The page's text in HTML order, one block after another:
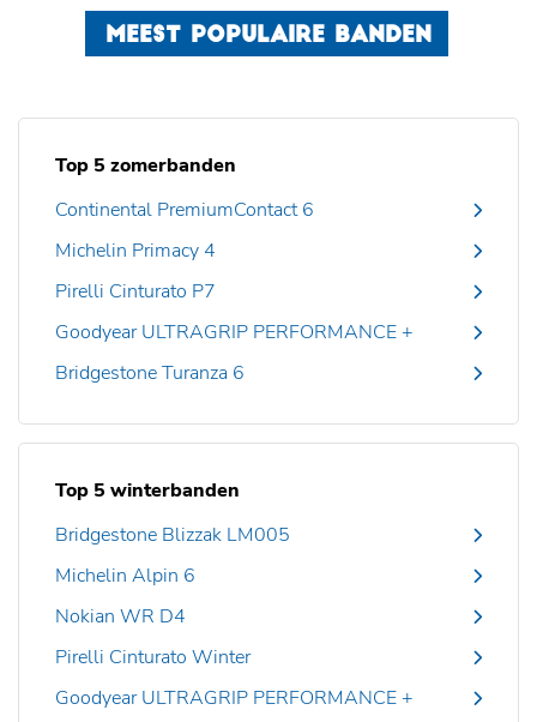
MEEST POPULAIRE BANDEN
Top 5 zomerbanden
Continental PremiumContact 6
Michelin Primacy 4
Pirelli Cinturato P7
Goodyear ULTRAGRIP PERFORMANCE +
Bridgestone Turanza 6
Top 5 winterbanden
Bridgestone Blizzak LM005
Michelin Alpin 6
Nokian WR D4
Pirelli Cinturato Winter
Goodyear ULTRAGRIP PERFORMANCE +